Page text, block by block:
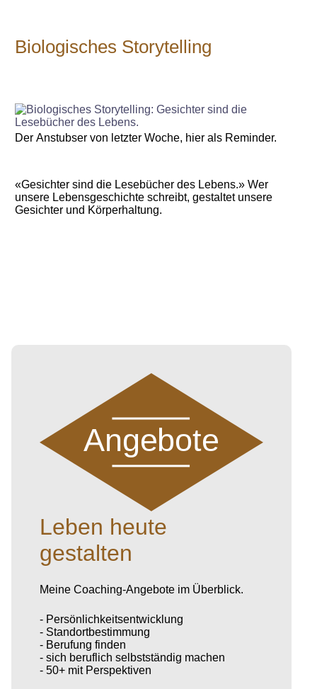
Biologisches Storytelling
Der Anstubser von letzter Woche, hier als Reminder.
«Gesichter sind die Lesebücher des Lebens.» Wer
unsere Lebensgeschichte schreibt, gestaltet unsere
Gesichter und Körperhaltung.
Angebote
Leben heute
gestalten
Meine Coaching-Angebote im Überblick.
- Persönlichkeitsentwicklung
- Standortbestimmung
- Berufung finden
- sich beruflich selbstständig machen
- 50+ mit Perspektiven